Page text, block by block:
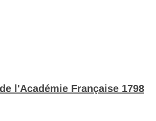
l'Académie Française 1798